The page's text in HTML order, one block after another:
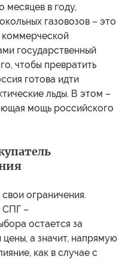
месяцев в году,
газовозов – это
коммерческой
государственный
чтобы превратить
готова идти
льды. В этом –
мощь российского
ограничения.
СПГ –
остается за
а значит, напрямую
как в случае с